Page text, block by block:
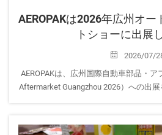
AEROPAKは2026年広州オ
トショーに出展
2026/07/
AEROPAKは、広州国際自動車部品・
Aftermarket Guangzhou 2026）への出
ソリューションをご覧いただくととも